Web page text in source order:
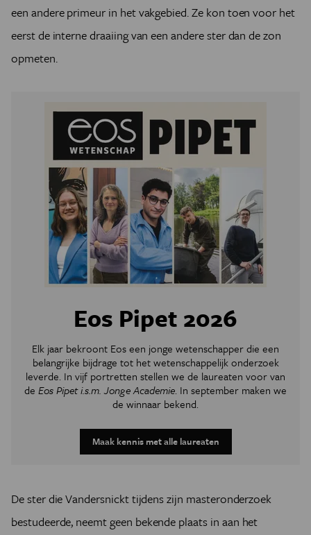
een andere primeur in het vakgebied. Ze kon toen voor het
eerst de interne draaiing van een andere ster dan de zon
opmeten.
Eos Pipet 2026
Elk jaar bekroont Eos een jonge wetenschapper die een
belangrijke bijdrage tot het wetenschappelijk onderzoek
leverde. In vijf portretten stellen we de laureaten voor van
de Eos Pipet i.s.m. Jonge Academie. In september maken we
de winnaar bekend.
Maak kennis met alle laureaten
De ster die Vandersnickt tijdens zijn masteronderzoek
bestudeerde, neemt geen bekende plaats in aan het